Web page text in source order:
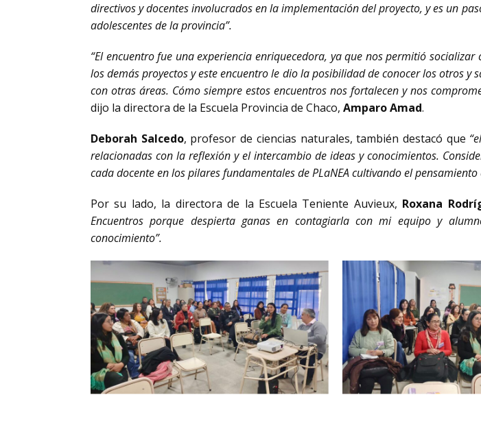
directivos y docentes involucrados en la implementación del proyecto, y es un
adolescentes de la provincia”.
“El encuentro fue una experiencia enriquecedora, ya que nos permitió
los demás proyectos y este encuentro le dio la posibilidad de conocer los otros
con otras áreas. Cómo siempre estos encuentros nos fortalecen y nos
dijo la directora de la Escuela Provincia de Chaco, Amparo Amad.
Deborah Salcedo, profesor de ciencias naturales, también destacó que
relacionadas con la reflexión y el intercambio de ideas y conocimientos.
cada docente en los pilares fundamentales de PLaNEA cultivando el
Por su lado, la directora de la Escuela Teniente Auvieux, Roxana
Encuentros porque despierta ganas en contagiarla con mi equipo y
conocimiento”.